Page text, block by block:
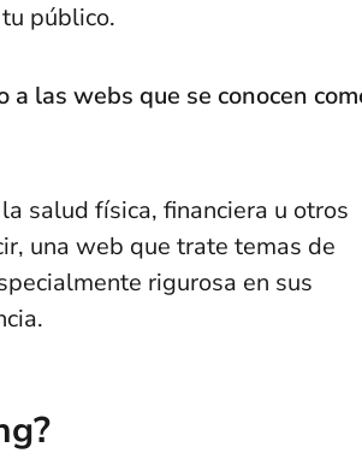
público.
las webs que se conocen
salud física, financiera u otros
una web que trate temas de
rigurosa en sus